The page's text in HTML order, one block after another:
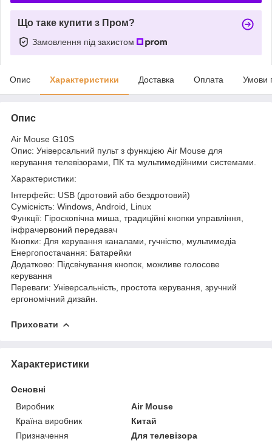
Що таке купити з Пром?
Замовлення під захистом
Опис Характеристики Доставка Оплата Умови
Опис
Air Mouse G10S
Опис: Універсальний пульт з функцією Air Mouse для
керування телевізорами, ПК та мультимедійними системами.
Характеристики:
Інтерфейс: USB (дротовий або бездротовий)
Сумісність: Windows, Android, Linux
Функції: Гіроскопічна миша, традиційні кнопки управління,
інфрачервоний передавач
Кнопки: Для керування каналами, гучністю, мультимедіа
Енергопостачання: Батарейки
Додатково: Підсвічування кнопок, можливе голосове
керування
Переваги: ​​Універсальність, простота керування, зручний
ергономічний дизайн.
Приховати
Характеристики
Основні
Виробник
Air Mouse
Країна виробник
Китай
Призначення
Для телевізора